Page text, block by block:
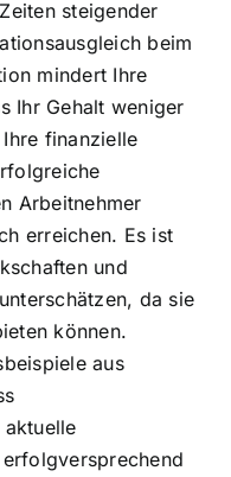
steigender
beim
mindert Ihre
Ihr Gehalt weniger
finanzielle
Arbeitnehmer
erreichen. Es ist
und
da sie
können.
aus
aktuelle